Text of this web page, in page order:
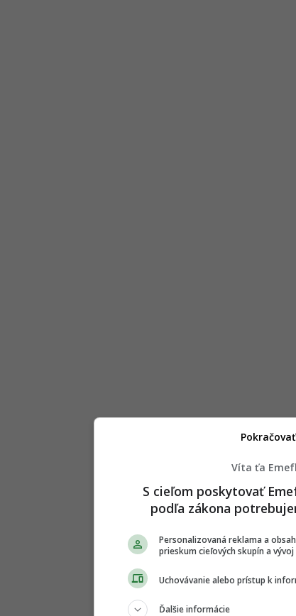
Víta ťa
S cieľom poskytovať
podľa zákona
Personalizovaná reklama a
prieskum cieľových skupín a vývoj
Uchovávanie alebo prístup k
Ďalšie informácie